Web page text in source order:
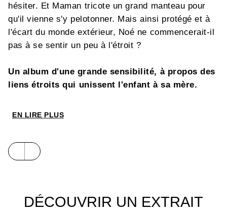
hésiter. Et Maman tricote un grand manteau pour
qu'il vienne s'y pelotonner. Mais ainsi protégé et à
l'écart du monde extérieur, Noé ne commencerait-il
pas à se sentir un peu à l'étroit ?
Un album d'une grande sensibilité, à propos des
liens étroits qui unissent l'enfant à sa mère.
EN LIRE PLUS
DÉCOUVRIR UN EXTRAIT